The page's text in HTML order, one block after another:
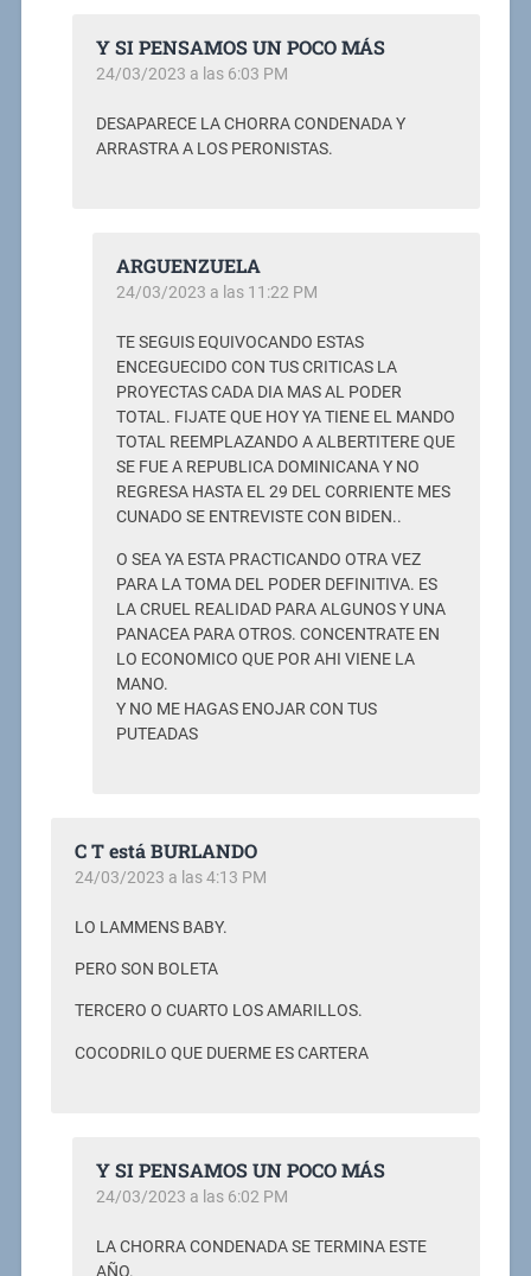
Y SI PENSAMOS UN POCO MÁS
24/03/2023 a las 6:03 PM
DESAPARECE LA CHORRA CONDENADA Y
ARRASTRA A LOS PERONISTAS.
ARGUENZUELA
24/03/2023 a las 11:22 PM
TE SEGUIS EQUIVOCANDO ESTAS
ENCEGUECIDO CON TUS CRITICAS LA
PROYECTAS CADA DIA MAS AL PODER
TOTAL. FIJATE QUE HOY YA TIENE EL MANDO
TOTAL REEMPLAZANDO A ALBERTITERE QUE
SE FUE A REPUBLICA DOMINICANA Y NO
REGRESA HASTA EL 29 DEL CORRIENTE MES
CUNADO SE ENTREVISTE CON BIDEN..
O SEA YA ESTA PRACTICANDO OTRA VEZ
PARA LA TOMA DEL PODER DEFINITIVA. ES
LA CRUEL REALIDAD PARA ALGUNOS Y UNA
PANACEA PARA OTROS. CONCENTRATE EN
LO ECONOMICO QUE POR AHI VIENE LA
MANO.
Y NO ME HAGAS ENOJAR CON TUS
PUTEADAS
C T está BURLANDO
24/03/2023 a las 4:13 PM
LO LAMMENS BABY.
PERO SON BOLETA
TERCERO O CUARTO LOS AMARILLOS.
COCODRILO QUE DUERME ES CARTERA
Y SI PENSAMOS UN POCO MÁS
24/03/2023 a las 6:02 PM
LA CHORRA CONDENADA SE TERMINA ESTE
AÑO.